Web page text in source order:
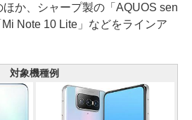
か、シャープ製の「AQUOS sen
Note 10 Lite」などをラインア
対象機種例